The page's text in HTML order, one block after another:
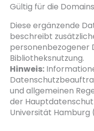
Gültig für die
Diese ergänzende
beschreibt
personenbezogener
Bibliotheksnutzung.
Hinweis:
und allgemeinen
der
Universität Hamburg